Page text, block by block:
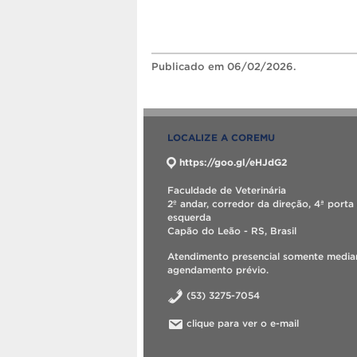
Publicado em 06/02/2026.
LOCALIZE A COREMU
https://goo.gl/eHJdG2
Faculdade de Veterinária
2º andar, corredor da direção, 4ª porta
esquerda
Capão do Leão - RS, Brasil
Atendimento presencial somente
agendamento prévio.
(53) 3275-7054
clique para ver o e-mail